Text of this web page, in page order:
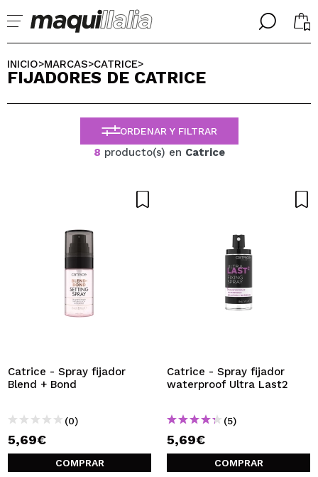
╳
Ya soy #maquilover, tengo cuenta
No tengo cuenta aquí
QUIERO REGISTRARME
tus compras rápidamente, revisar el estado de tus
pedidos y consultar tus operaciones anteriores.
CREAR CUENTA
╳
SELECCIONA TU IDIOMA
ESPAÑOL
ENGLISH
FRANCES
ALEMAN
INICIO>MARCAS>CATRICE>
FIJADORES DE CATRICE
ORDENAR Y FILTRAR
8 producto(s) en Catrice
Catrice - Spray fijador
Blend + Bond
(0)
5,69€
COMPRAR
Catrice - Spray fijador
waterproof Ultra Last2
(5)
5,69€
COMPRAR